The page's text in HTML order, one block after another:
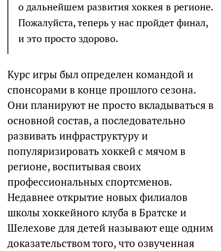
о дальнейшем развития хоккея в регионе.
Пожалуйста, теперь у нас пройдет финал,
и это просто здорово.
Курс игры был определен командой и
спонсорами в конце прошлого сезона.
Они планируют не просто вкладываться в
основной состав, а последовательно
развивать инфраструктуру и
популяризировать хоккей с мячом в
регионе, воспитывая своих
профессиональных спортсменов.
Недавнее открытие новых филиалов
школы хоккейного клуба в Братске и
Шелехове для детей называют еще одним
доказательством того, что озвученная